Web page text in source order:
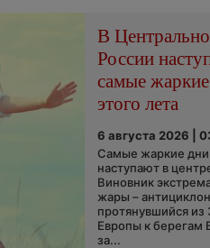
В
России
самые
этого лета
6 августа 2026 |
Самые жаркие дни
наступают в
Виновник
жары – антициклон,
протянувшийся из
Европы к берегам
за...